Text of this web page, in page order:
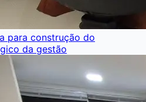
para construção do
da gestão